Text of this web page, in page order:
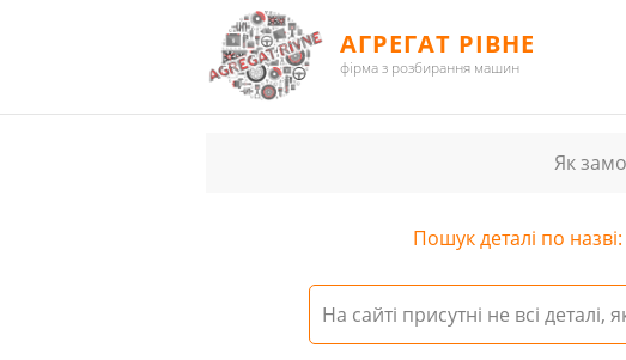
АГРЕГАТ РІВНЕ
фірма з розбирання машин
Як
Пошук деталі по назві:
На сайті присутні не всі